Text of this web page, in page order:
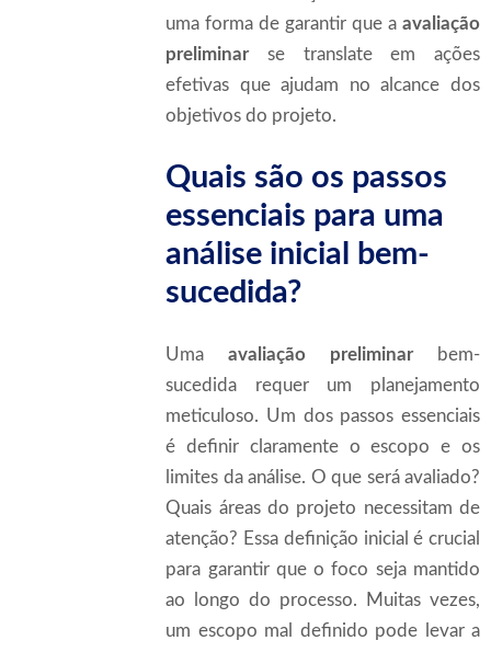
uma forma de garantir que a avaliação
preliminarse translate em ações
efetivas que ajudam no alcance dos
objetivos do projeto.
Quais são os passos
essenciais para uma
análise inicial bem-
sucedida?
Umaavaliação preliminarbem-
sucedida requer um planejamento
meticuloso. Um dos passos essenciais
é definir claramente o escopo e os
limites da análise. O que será avaliado?
Quais áreas do projeto necessitam de
atenção? Essa definição inicial é crucial
para garantir que o foco seja mantido
ao longo do processo. Muitas vezes,
um escopo mal definido pode levar a